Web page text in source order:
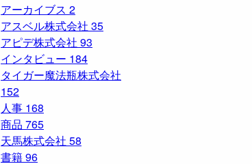
アーカイブス 2
アスベル株式会社 35
アピデ株式会社 93
インタビュー 184
タイガー魔法瓶株式会社
152
人事 168
商品 765
天馬株式会社 58
書籍96